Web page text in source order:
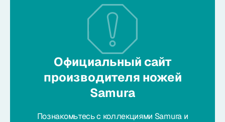
Официальный сайт
производителя ножей
Samura
Познакомьтесь с коллекциями Samura и